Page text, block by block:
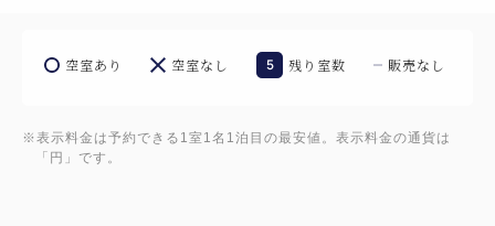
空室あり 空室なし 5 残り室数 販売なし
※表示料金は予約できる1室1名1泊目の最安値。表示料金の通貨は
「円」です。